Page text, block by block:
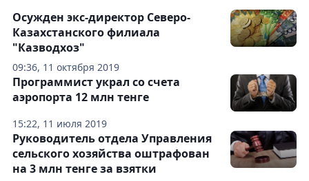
09:36, 11 октября 2019
Осужден экс-директор Северо-
Казахстанского филиала
"Казводхоз"
15:22, 11 июля 2019
Программист украл со счета
аэропорта 12 млн тенге
Руководитель отдела Управления
сельского хозяйства оштрафован
на 3 млн тенге за взятки